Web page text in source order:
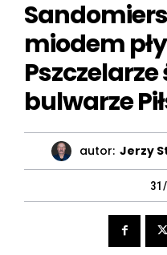
miodem
bulwarze
autor: Jerzy